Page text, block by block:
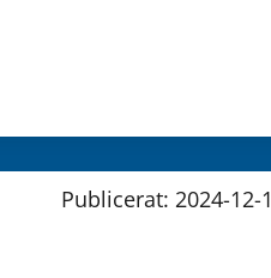
Publicerat: 2024-12-